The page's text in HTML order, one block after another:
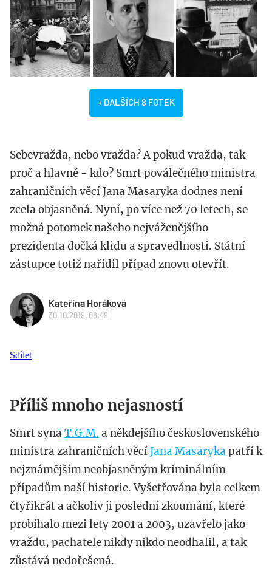
+ DALŠÍCH 8 FOTEK
Sebevražda, nebo vražda? A pokud vražda, tak
proč a hlavně - kdo? Smrt poválečného ministra
zahraničních věcí Jana Masaryka dodnes není
zcela objasněná. Nyní, po více než 70 letech, se
možná potomek našeho nejváženějšího
prezidenta dočká klidu a spravedlnosti. Státní
zástupce totiž nařídil případ znovu otevřít.
Kateřina Horáková
30.10.2019, 08:49
Sdílet
Příliš mnoho nejasností
Smrt syna T.G.M. a někdejšího československého
ministra zahraničních věcíJana Masaryka patří k
nejznámějším neobjasněným kriminálním
případům naší historie. Vyšetřována byla celkem
čtyřikrát a ačkoliv ji poslední zkoumání, které
probíhalo mezi lety 2001 a 2003, uzavřelo jako
vraždu, pachatele nikdy nikdo neodhalil, a tak
zůstává nedořešená.